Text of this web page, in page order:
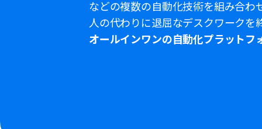
などの複数の自動化技術を組み合わ
人の代わりに退屈なデスクワークを
オールインワンの自動化プラットフ